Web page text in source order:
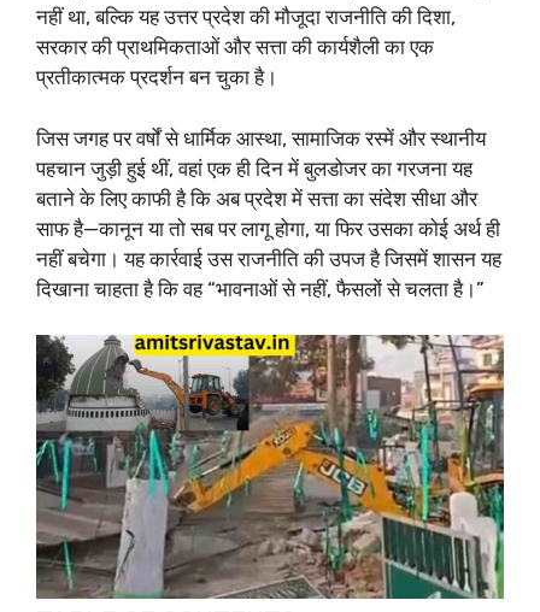
नहीं था, बल्कि यह उत्तर प्रदेश की मौजूदा राजनीति की दिशा,
सरकार की प्राथमिकताओं और सत्ता की कार्यशैली का एक
प्रतीकात्मक प्रदर्शन बन चुका है।
जिस जगह पर वर्षों से धार्मिक आस्था, सामाजिक रस्में और स्थानीय
पहचान जुड़ी हुई थीं, वहां एक ही दिन में बुलडोजर का गरजना यह
बताने के लिए काफी है कि अब प्रदेश में सत्ता का संदेश सीधा और
साफ है—कानून या तो सब पर लागू होगा, या फिर उसका कोई अर्थ ही
नहीं बचेगा। यह कार्रवाई उस राजनीति की उपज है जिसमें शासन यह
दिखाना चाहता है कि वह “भावनाओं से नहीं, फैसलों से चलता है।”